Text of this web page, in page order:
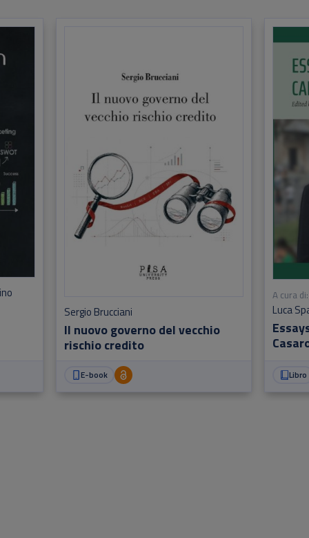
Il nuovo governo del vecchio
rischio credito
Sergio Brucciani
E-book
A cura di:
Luca
Libro